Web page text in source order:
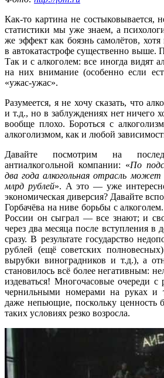
Как-то картина не состыковывается,
статистики мы уже знаем, а
же эффект как боязнь самолётов, хотя
в автокатастрофе существенно выше.
Так и с алкоголем: все иногда видят
на них внимание (особенно если
«ужас-ужас».
Разумеется, я не хочу сказать, что
и т.д., но в заблуждениях нет ничего
вообще плохо. Бороться с
алкоголизмом, как и любой
Давайте посмотрим на
антиалкогольной компании: «По
два года алкогольная отрасль
млрд рублей». А это — уже
экономическая диверсия? Давайте
Горбачёва на ниве борьбы с
России он сыграл — все знают; и
через два месяца после вступления в
сразу. В результате государство
рублей (ещё советских
вырубки виноградников и т.д.), а
становилось всё более негативным:
издеваться! Многочасовые очереди с
чернильными номерами на руках и
даже непьющие, поскольку ценность
таких условиях резко возросла.